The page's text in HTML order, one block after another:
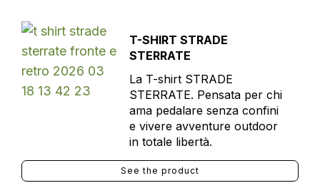
T-SHIRT STRADE
STERRATE
La T-shirt STRADE
STERRATE. Pensata per chi
ama pedalare senza confini
e vivere avventure outdoor
in totale libertà.
See the product